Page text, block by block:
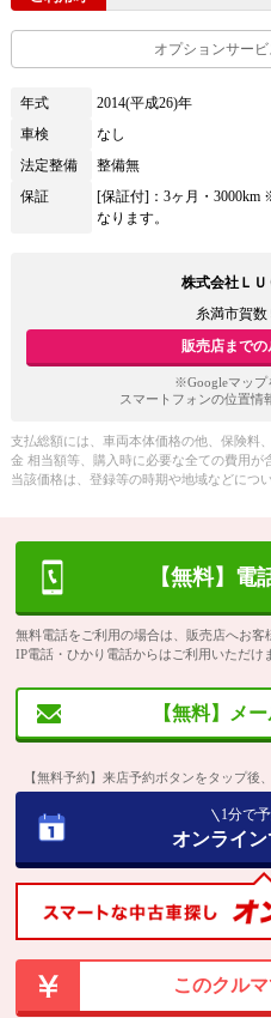
オプションサー
年式 2014(平成26)年
車検
なし
法定整備
整備無
保証
[保証付]：3ヶ月・3000km
なります。
株式会社Ｌ
糸満市賀数
販売店まで
※Googleマップ
スマートフォンの位置情
支払総額には、車両本体価格の他、保険料
金 相当額等、購入時に必要な全ての費用が
当該価格は、登録等の時期や地域などにつ
【無料】電
無料電話をご利用の場合は、販売店へお客
IP電話・ひかり電話からはご利用いただけ
【無料】メ
【無料予約】来店予約ボタンをタップ
1分で
オンライ
このクル